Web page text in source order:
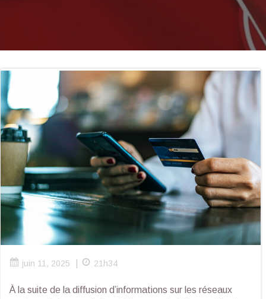
juin 11, 2025 21h34
À la suite de la diffusion d’informations sur les réseaux